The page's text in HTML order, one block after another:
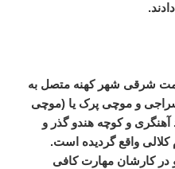
سمت شرقی شهر کهنه متصل به
و موچی پرک یا (موچی
و کوچه هندو گذر و
واقع گردیده است.
در کارشان مهارت کافی